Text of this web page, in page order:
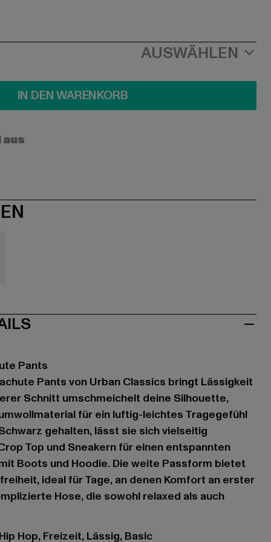
AUSWÄHLEN
IN DEN WARENKORB
Pants
Pants von Urban Classics bringt Lässigkeit
Schnitt umschmeichelt deine Silhouette,
für ein luftig-leichtes Tragegefühl
gehalten, lässt sie sich vielseitig
Top und Sneakern für einen entspannten
Boots und Hoodie. Die weite Passform bietet
ideal für Tage, an denen Komfort an erster
Hose, die sowohl relaxed als auch
Hop, Freizeit, Lässig, Basic